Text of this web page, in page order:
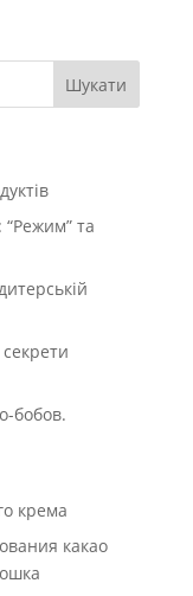
“Режим” та
бобов.
крема
какао